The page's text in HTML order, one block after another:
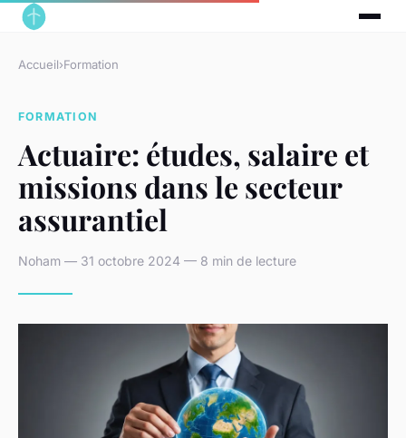
Accueil›Formation
FORMATION
Actuaire: études, salaire et
missions dans le secteur
assurantiel
Noham — 31 octobre 2024 — 8 min de lecture